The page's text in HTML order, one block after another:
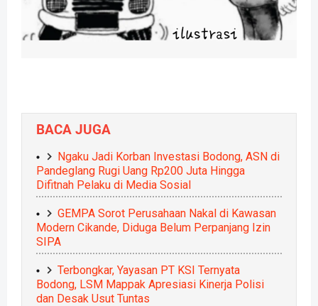
BACA JUGA
Ngaku Jadi Korban Investasi Bodong, ASN di
Pandeglang Rugi Uang Rp200 Juta Hingga
Difitnah Pelaku di Media Sosial
GEMPA Sorot Perusahaan Nakal di Kawasan
Modern Cikande, Diduga Belum Perpanjang Izin
SIPA
Terbongkar, Yayasan PT KSI Ternyata
Bodong, LSM Mappak Apresiasi Kinerja Polisi
dan Desak Usut Tuntas